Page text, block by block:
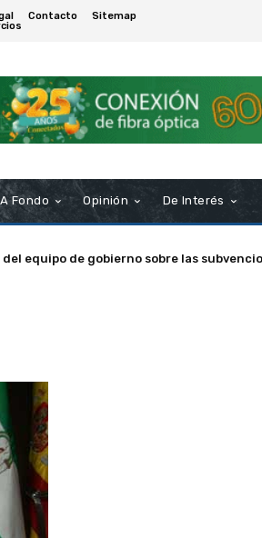
Contacto
Sitemap
A Fondo Opinión De Interés
equipo de gobierno sobre las